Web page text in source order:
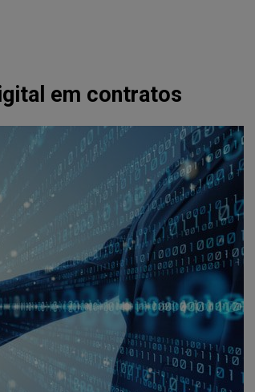
em contratos